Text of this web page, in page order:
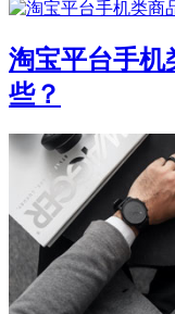
淘宝平台手机
些？